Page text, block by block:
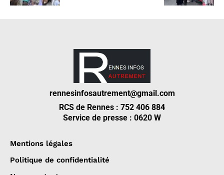
rennesinfosautrement@gmail.com
RCS de Rennes : 752 406 884
Service de presse : 0620 W
Mentions légales
Politique de confidentialité